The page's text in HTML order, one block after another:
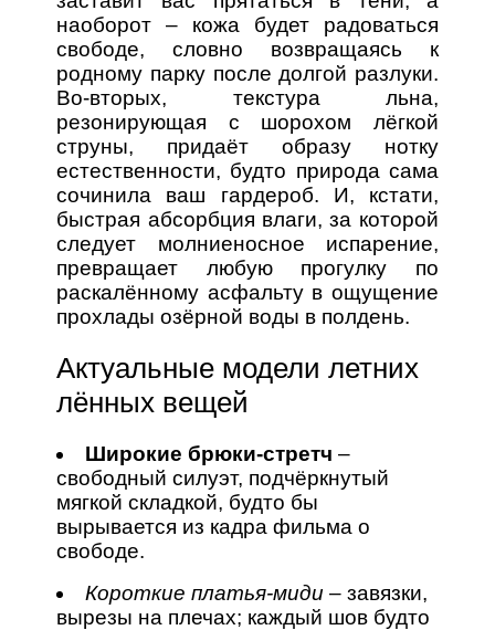
наоборот – кожа будет радоваться
свободе, словно возвращаясь к
родному парку после долгой разлуки.
Во‑вторых, текстура льна,
резонирующая с шорохом лёгкой
струны, придаёт образу нотку
естественности, будто природа сама
сочинила ваш гардероб. И, кстати,
быстрая абсорбция влаги, за которой
следует молниеносное испарение,
превращает любую прогулку по
раскалённому асфальту в ощущение
прохлады озёрной воды в полдень.
Актуальные модели летних
лённых вещей
Широкие брюки‑стретч –
свободный силуэт, подчёркнутый
мягкой складкой, будто бы
вырывается из кадра фильма о
свободе.
Короткие платья‑миди – завязки,
вырезы на плечах; каждый шов будто